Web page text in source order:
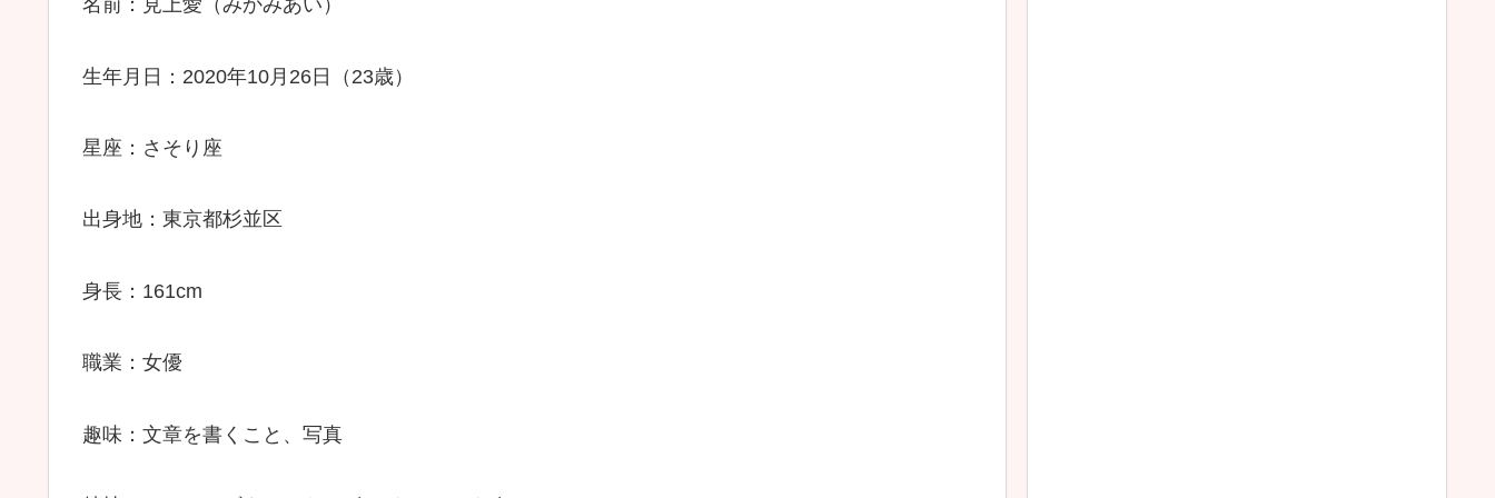
名前：見上愛（みかみあい）
生年月日：2020年10月26日（23歳）
星座：さそり座
出身地：東京都杉並区
身長：161cm
職業：女優
趣味：文章を書くこと、写真